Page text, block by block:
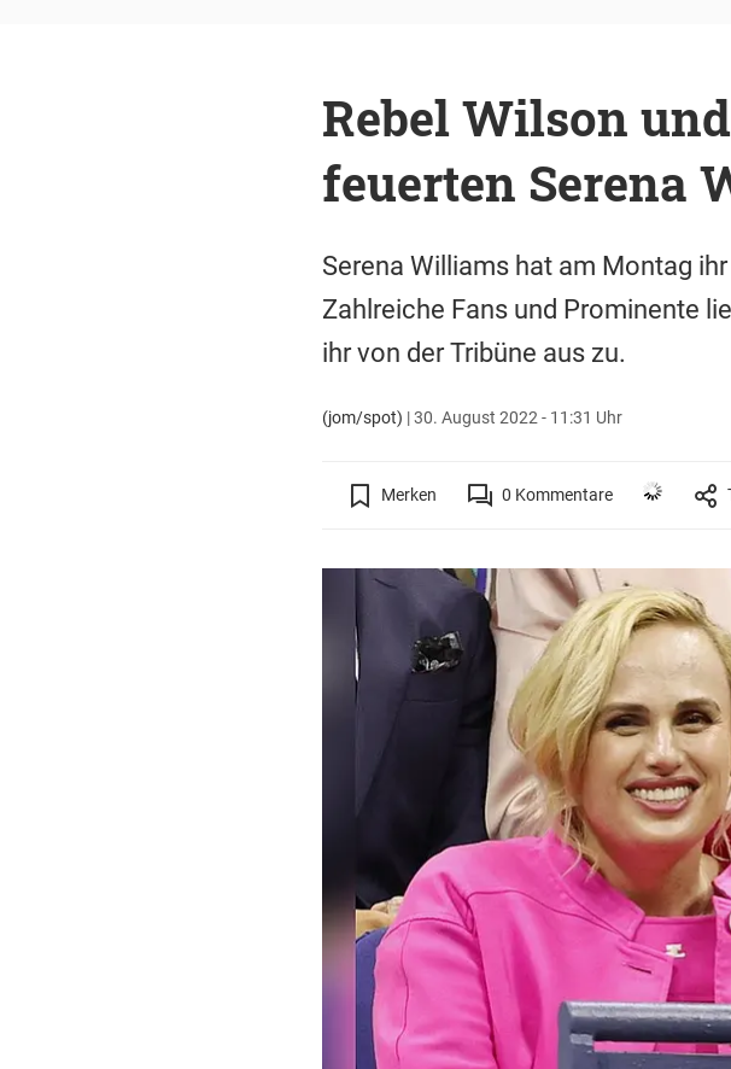
Rebel Wilson
feuerten Serena
Serena Williams hat am Montag
Zahlreiche Fans und Prominente
ihr von der Tribüne aus zu.
(jom/spot) |30. August 2022 - 11:31 Uhr
Merken 0 Kommentare